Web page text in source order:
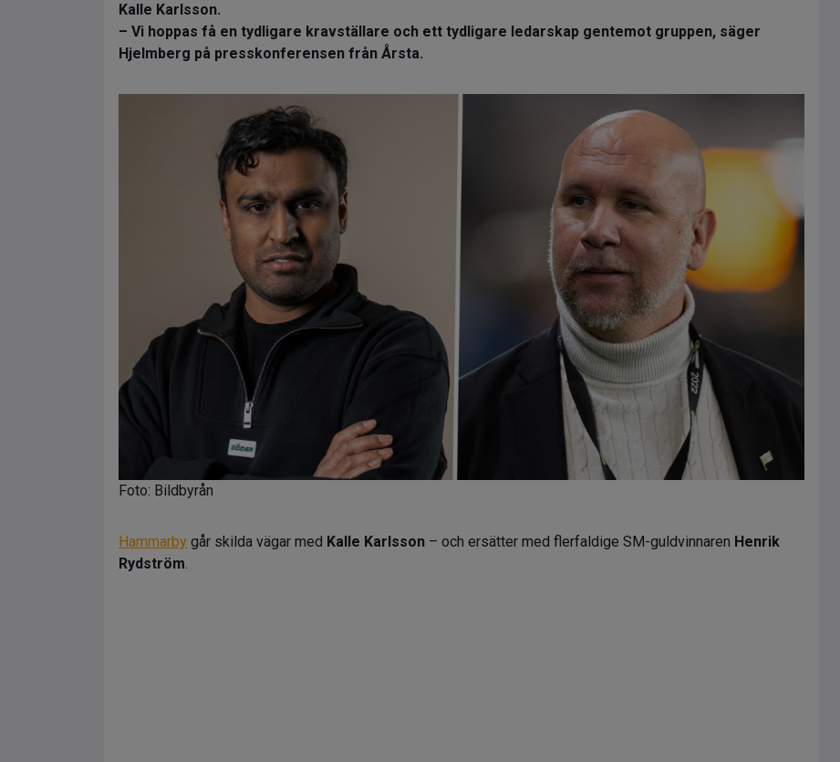
Kalle Karlsson.
– Vi hoppas få en tydligare kravställare och ett tydligare ledarskap gentemot gruppen, säger
Hjelmberg på presskonferensen från Årsta.
Foto: Bildbyrån
Hammarby går skilda vägar med Kalle Karlsson – och ersätter med flerfaldige SM-guldvinnaren Henrik
Rydström.